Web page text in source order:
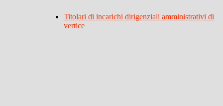
Titolari di incarichi dirigenziali amministrativi di
vertice